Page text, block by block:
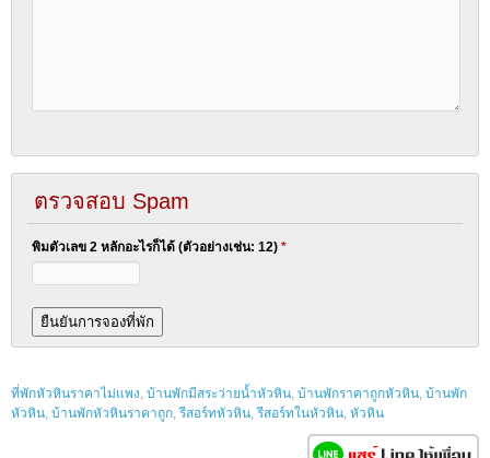
ตรวจสอบ Spam
พิมตัวเลข 2 หลักอะไรก็ได้ (ตัวอย่างเช่น: 12) *
ที่พักหัวหินราคาไม่แพง, บ้านพักมีสระว่ายน้ำหัวหิน, บ้านพักราคาถูกหัวหิน, บ้านพัก
หัวหิน, บ้านพักหัวหินราคาถูก,รีสอร์ทหัวหิน,รีสอร์ทในหัวหิน, หัวหิน